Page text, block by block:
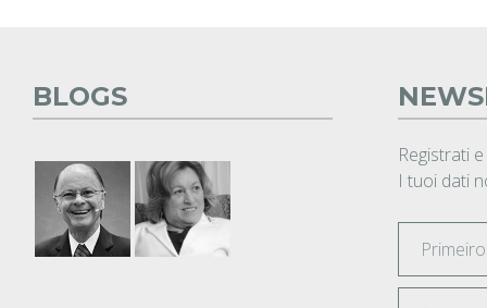
BLOGS
Registrati
I tuoi dati